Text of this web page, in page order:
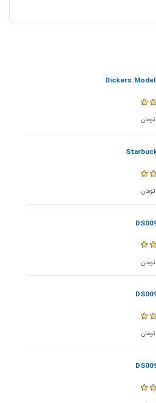
تومان
تومان
تومان
تومان